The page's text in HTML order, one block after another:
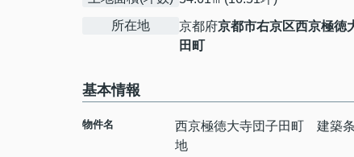
所在地
京都府京都市右京区西京極徳
田町
基本情報
物件名
西京極徳大寺団子田町 建築
地